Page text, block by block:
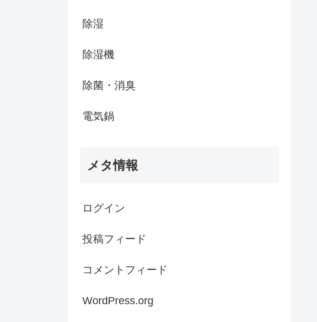
除湿
除湿機
除菌・消臭
電気鍋
メタ情報
ログイン
投稿フィード
コメントフィード
WordPress.org